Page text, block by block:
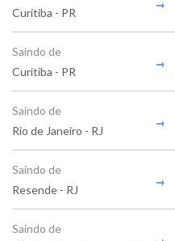
Curitiba - PR
Saindo de
Curitiba - PR
Saindo de
Rio de Janeiro - RJ
Saindo de
Resende - RJ
Saindo de